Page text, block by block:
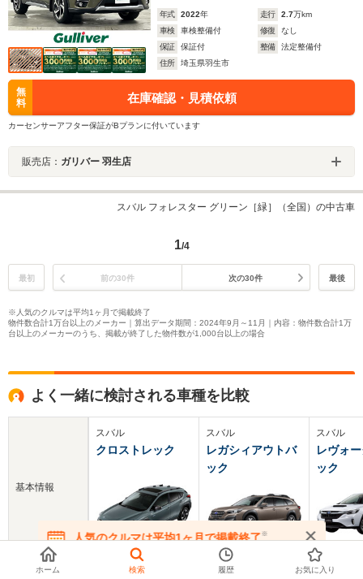
年式 2022年 走行 2.7万km
車検
車検整備付 修復
なし
保証
保証付 整備
法定整備付
住所
埼玉県羽生市
無
料
在庫確認・見積依頼
カーセンサーアフター保証がBプランに付いています
販売店： ガリバー 羽生店
スバル フォレスター グリーン［緑］（全国）の中古車
1/4
最初 前の30件 次の30件 最後
※人気のクルマは平均1ヶ月で掲載終了
物件数合計1万台以上のメーカー｜算出データ期間：2024年9月～11月｜内容：物件数合計1万
台以上のメーカーのうち、掲載が終了した物件数が1,000台以上の場合
よく一緒に検討される車種を比較
基本情報
新車価格
スバル
クロストレック
266.2～410万円
スバル
レガシィアウトバ
ック
414.7～451万円
スバル
レヴォ
ック
399.3～
人気のクルマは平均1ヶ月で掲載終了※
在庫が無くなる前にお問い合わせください
ホーム 検索 履歴 お気に入り